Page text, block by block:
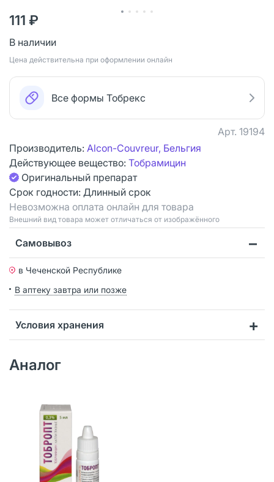
111 ₽
В наличии
Цена действительна при оформлении онлайн
Все формы Тобрекс
Арт. 19194
Производитель: Alcon-Couvreur, Бельгия
Действующее вещество: Тобрамицин
Оригинальный препарат
Срок годности: Длинный срок
Невозможна оплата онлайн для товара
Bнешний вид товара может отличаться от изображённого
Самовывоз
в Чеченской Республике
В аптеку завтра или позже
Условия хранения
Аналог